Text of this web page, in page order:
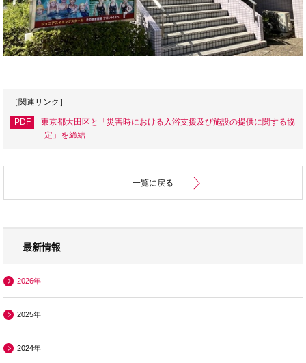
［関連リンク］
PDF
東京都大田区と「災害時における入浴支援及び施設の提供に関する協
定」を締結
一覧に戻る
最新情報
2026年
2025年
2024年